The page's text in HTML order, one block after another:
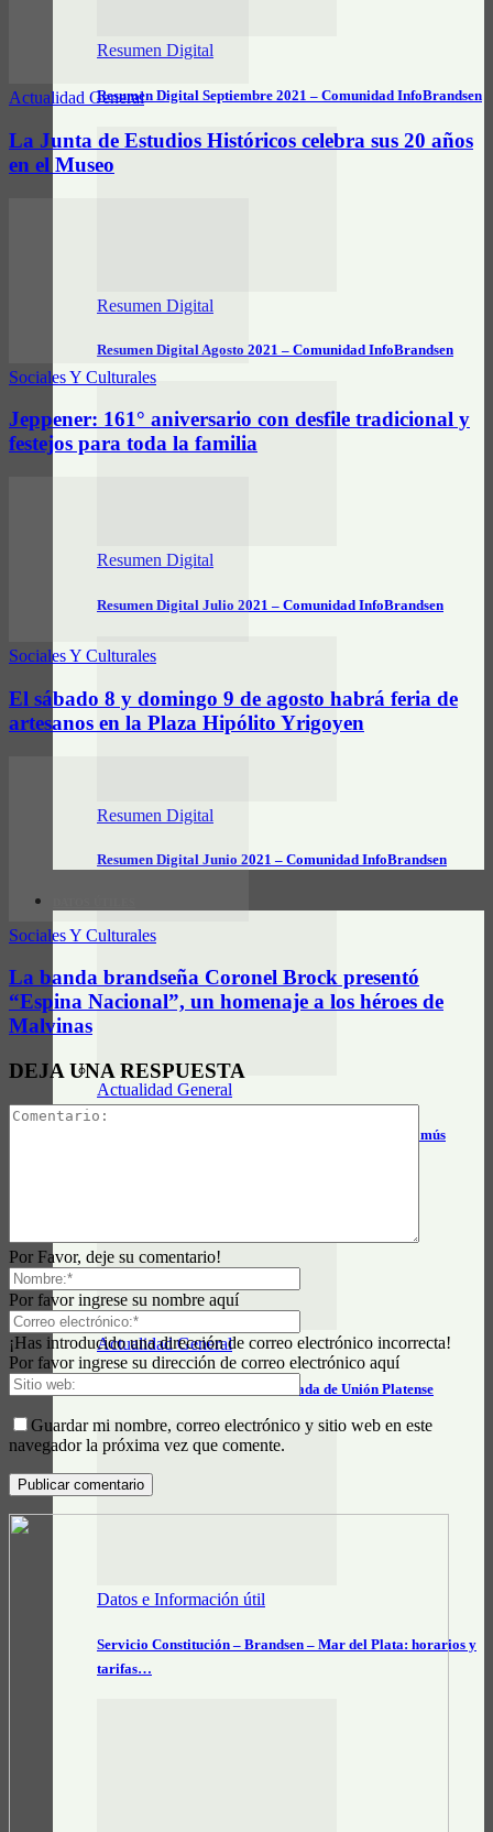
Resumen Digital
Resumen Digital Septiembre 2021 – Comunidad InfoBrandsen
Resumen Digital
Resumen Digital Agosto 2021 – Comunidad InfoBrandsen
Resumen Digital
Resumen Digital Julio 2021 – Comunidad InfoBrandsen
Resumen Digital
Resumen Digital Junio 2021 – Comunidad InfoBrandsen
Actualidad General
Horarios y tarifas del tren Alejandro Korn – Chascomús
Actualidad General
Horarios e información actualizada de Unión Platense
Datos e Información útil
Servicio Constitución – Brandsen – Mar del Plata: horarios y
tarifas…
Actualidad General
La Junta de Estudios Históricos celebra sus 20 años
en el Museo
Sociales Y Culturales
Jeppener: 161° aniversario con desfile tradicional y
festejos para toda la familia
Sociales Y Culturales
El sábado 8 y domingo 9 de agosto habrá feria de
artesanos en la Plaza Hipólito Yrigoyen
Sociales Y Culturales
La banda brandseña Coronel Brock presentó
“Espina Nacional”, un homenaje a los héroes de
Malvinas
DEJA UNA RESPUESTA
Por Favor, deje su comentario!
Por favor ingrese su nombre aquí
¡Has introducido una dirección de correo electrónico incorrecta!
Por favor ingrese su dirección de correo electrónico aquí
Guardar mi nombre, correo electrónico y sitio web en este
navegador la próxima vez que comente.